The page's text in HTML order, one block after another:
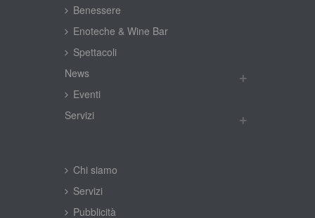
Benessere
Enoteche & Wine Bar
Spettacoli
New
Eventi
Servizi
Chi siamo
Servizi
Pubblicità